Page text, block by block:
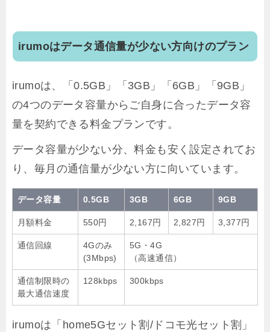
irumoはデータ通信量が少ない方向けのプラン
irumoは、「0.5GB」「3GB」「6GB」「9GB」
の4つのデータ容量からご自身に合ったデータ容
量を契約できる料金プランです。
データ容量が少ない分、料金も安く設定されてお
り、毎月の通信量が少ない方に向いています。
データ容量 0.5GB 3GB 6GB 9GB
月額料金 550円 2,167円 2,827円 3,377円
通信回線
4Gのみ
(3Mbps)
5G・4G
（高速通信）
通信制限時の
最大通信速度
128kbps 300kbps
irumoは「home5Gセット割/ドコモ光セット割」